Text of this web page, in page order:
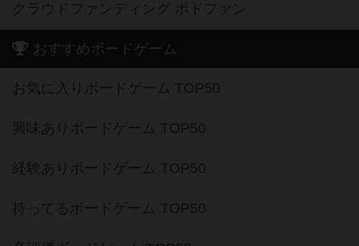
クラウドファンディング ボドファン
おすすめボードゲーム
お気に入りボードゲーム TOP50
興味ありボードゲーム TOP50
経験ありボードゲーム TOP50
持ってるボードゲーム TOP50